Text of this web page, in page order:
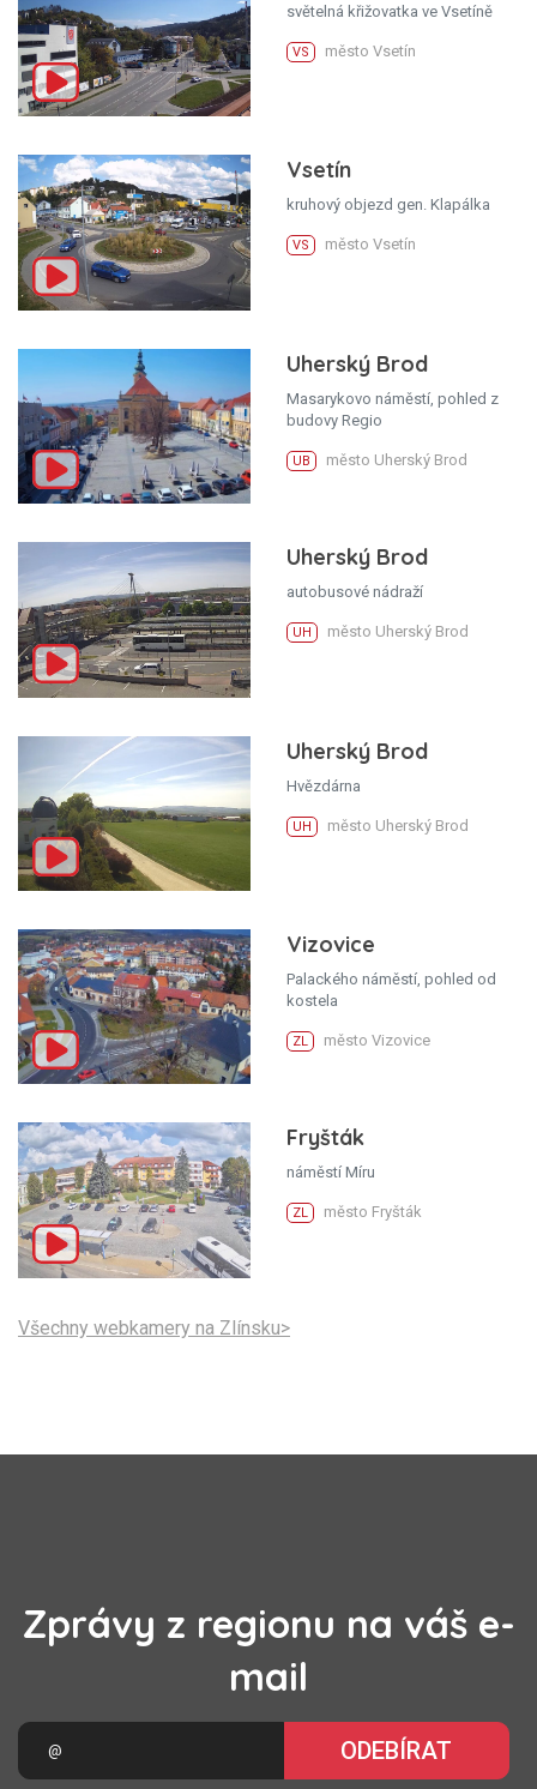
světelná křižovatka ve Vsetíně
VS město Vsetín
Vsetín
kruhový objezd gen. Klapálka
VS město Vsetín
Uherský Brod
Masarykovo náměstí, pohled z
budovy Regio
UB město Uherský Brod
Uherský Brod
autobusové nádraží
UH město Uherský Brod
Uherský Brod
Hvězdárna
UH město Uherský Brod
Vizovice
Palackého náměstí, pohled od
kostela
ZL město Vizovice
Fryšták
náměstí Míru
ZL město Fryšták
Všechny webkamery na Zlínsku>
Zprávy z regionu na váš e-
mail
ODEBÍRAT